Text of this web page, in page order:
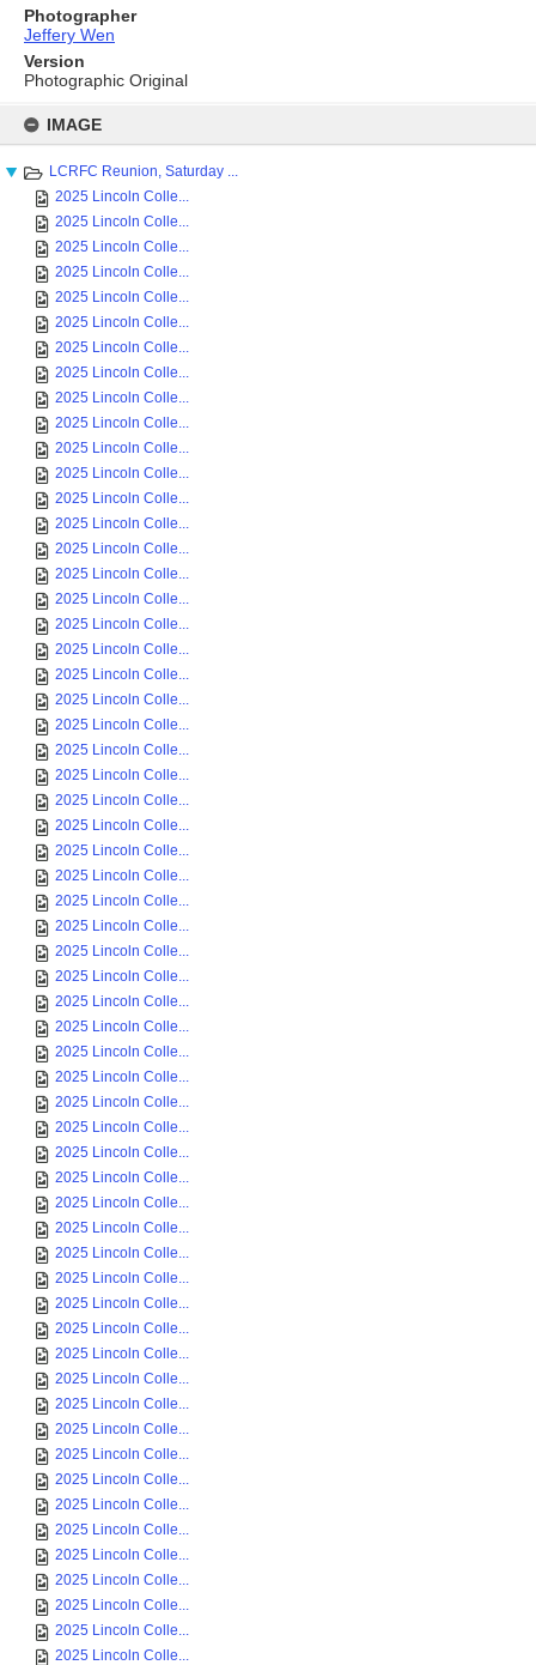
content
IMAGE
LCRFC Reunion, Saturday ...
2025 Lincoln Colle...
2025 Lincoln Colle...
2025 Lincoln Colle...
2025 Lincoln Colle...
2025 Lincoln Colle...
2025 Lincoln Colle...
2025 Lincoln Colle...
2025 Lincoln Colle...
2025 Lincoln Colle...
2025 Lincoln Colle...
2025 Lincoln Colle...
2025 Lincoln Colle...
2025 Lincoln Colle...
2025 Lincoln Colle...
2025 Lincoln Colle...
2025 Lincoln Colle...
2025 Lincoln Colle...
2025 Lincoln Colle...
2025 Lincoln Colle...
2025 Lincoln Colle...
2025 Lincoln Colle...
2025 Lincoln Colle...
2025 Lincoln Colle...
2025 Lincoln Colle...
2025 Lincoln Colle...
2025 Lincoln Colle...
2025 Lincoln Colle...
2025 Lincoln Colle...
2025 Lincoln Colle...
2025 Lincoln Colle...
2025 Lincoln Colle...
2025 Lincoln Colle...
2025 Lincoln Colle...
2025 Lincoln Colle...
2025 Lincoln Colle...
2025 Lincoln Colle...
2025 Lincoln Colle...
2025 Lincoln Colle...
2025 Lincoln Colle...
2025 Lincoln Colle...
2025 Lincoln Colle...
2025 Lincoln Colle...
2025 Lincoln Colle...
2025 Lincoln Colle...
2025 Lincoln Colle...
2025 Lincoln Colle...
2025 Lincoln Colle...
2025 Lincoln Colle...
2025 Lincoln Colle...
2025 Lincoln Colle...
2025 Lincoln Colle...
2025 Lincoln Colle...
2025 Lincoln Colle...
2025 Lincoln Colle...
2025 Lincoln Colle...
2025 Lincoln Colle...
2025 Lincoln Colle...
2025 Lincoln Colle...
2025 Lincoln Colle...
Photographer
Jeffery Wen
Version
Photographic Original